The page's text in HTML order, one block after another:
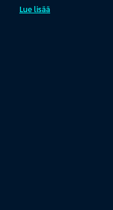
Lue lisää